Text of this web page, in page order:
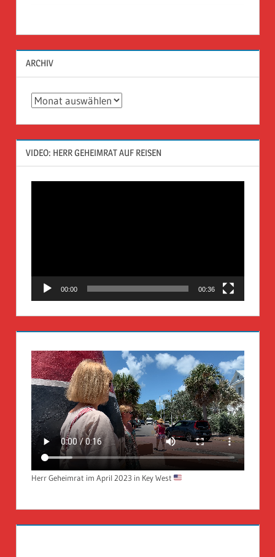
ARCHIV
Archiv
VIDEO: HERR GEHEIMRAT AUF REISEN
00:00 00:36
Herr Geheimrat im April 2023 in Key West